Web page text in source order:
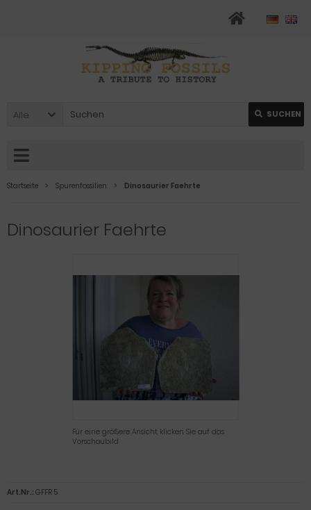
Alle SUCHEN
Startseite Spurenfossilien Dinosaurier Faehrte
Dinosaurier Faehrte
Für eine größere Ansicht klicken Sie auf das
Vorschaubild
Art.Nr.: GFFR 5